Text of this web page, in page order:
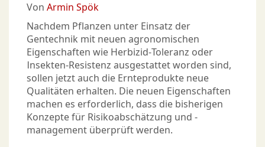
Von Armin Spök
Nachdem Pflanzen unter Einsatz der
Gentechnik mit neuen agronomischen
Eigenschaften wie Herbizid-Toleranz oder
Insekten-Resistenz ausgestattet worden sind,
sollen jetzt auch die Ernteprodukte neue
Qualitäten erhalten. Die neuen Eigenschaften
machen es erforderlich, dass die bisherigen
Konzepte für Risikoabschätzung und -
management überprüft werden.